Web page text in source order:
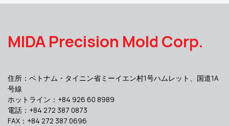
MIDA Precision Mold Corp.
住所：ベトナム・タイニン省ミーイエン村1号ハムレット、国道1A
号線
ホットライン：+84 926 60 8989
電話：+84 272 387 0873
FAX：+84 272 387 0696